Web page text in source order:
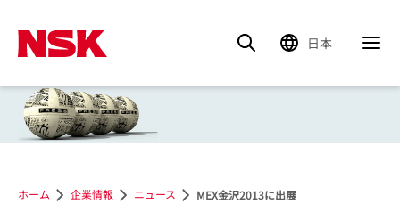
ホーム 企業情報 ニュース MEX金沢2013に出展
日本